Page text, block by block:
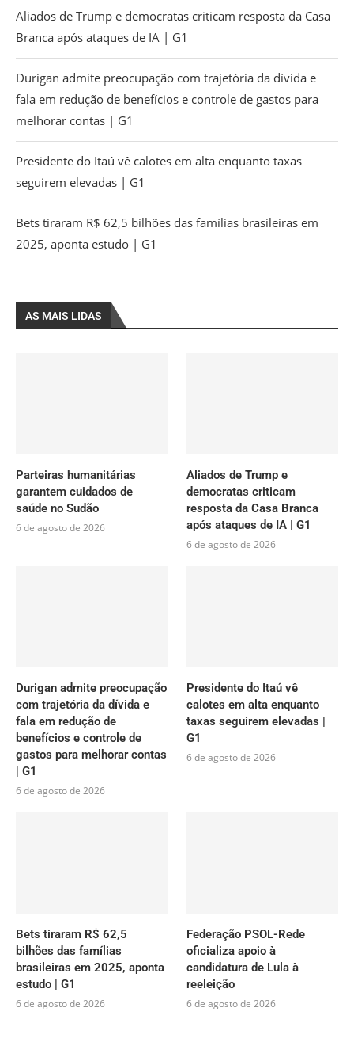
Aliados de Trump e democratas criticam resposta da Casa
Branca após ataques de IA | G1
Durigan admite preocupação com trajetória da dívida e
fala em redução de benefícios e controle de gastos para
melhorar contas | G1
Presidente do Itaú vê calotes em alta enquanto taxas
seguirem elevadas | G1
Bets tiraram R$ 62,5 bilhões das famílias brasileiras em
2025, aponta estudo | G1
AS MAIS LIDAS
Parteiras humanitárias
garantem cuidados de
saúde no Sudão
6 de agosto de 2026
Aliados de Trump e
democratas criticam
resposta da Casa Branca
após ataques de IA | G1
6 de agosto de 2026
Durigan admite preocupação
com trajetória da dívida e
fala em redução de
benefícios e controle de
gastos para melhorar contas
| G1
6 de agosto de 2026
Presidente do Itaú vê
calotes em alta enquanto
taxas seguirem elevadas |
G1
6 de agosto de 2026
Bets tiraram R$ 62,5
bilhões das famílias
brasileiras em 2025, aponta
estudo | G1
6 de agosto de 2026
Federação PSOL-Rede
oficializa apoio à
candidatura de Lula à
reeleição
6 de agosto de 2026